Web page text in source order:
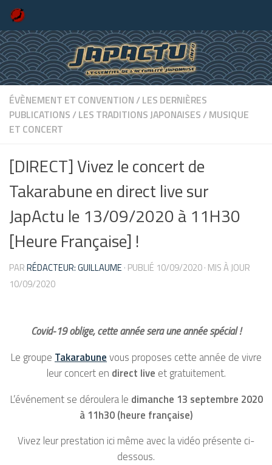
Skip to content
ÉVÈNEMENT ET CONVENTION/LES DERNIÈRES
PUBLICATIONS/LES TRADITIONS JAPONAISES/MUSIQUE
ET CONCERT
[DIRECT] Vivez le concert de
Takarabune en direct live sur
JapActu le 13/09/2020 à 11H30
[Heure Française] !
PARRÉDACTEUR: GUILLAUME · PUBLIÉ 10/09/2020· MIS À JOUR
10/09/2020
Covid-19 oblige, cette année sera une année spécial !
Le groupe Takarabune vous proposes cette année de vivre
leur concert en direct live et gratuitement.
L’événement se déroulera le dimanche 13 septembre 2020
à 11h30 (heure française)
Vivez leur prestation ici même avec la vidéo présente ci-
dessous.